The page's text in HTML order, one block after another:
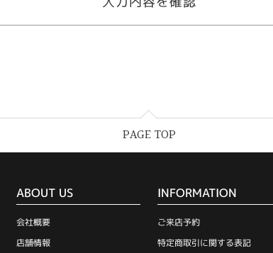
PAGE TOP
ABOUT US
会社概要
店舗情報
INFORMATION
ご来店予約
特定商取引に関する表記